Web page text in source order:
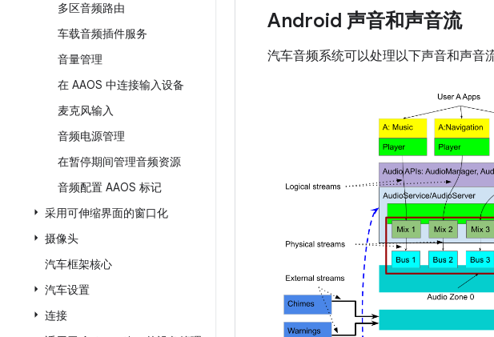
多区音频路由
车载音频插件服务
音量管理
在 AAOS 中连接输入设备
麦克风输入
音频电源管理
在暂停期间管理音频资源
音频配置 AAOS 标记
采用可伸缩界面的窗口化
摄像头
汽车框架核心
汽车设置
连接
Android 声音和声音流
汽车音频系统可以处理以下声音和声音